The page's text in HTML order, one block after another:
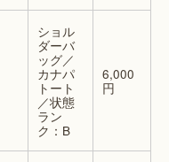
ショル
ダーバ
ッグ／
カナパ
トート
／状態
ラン
ク：B
6,000
円